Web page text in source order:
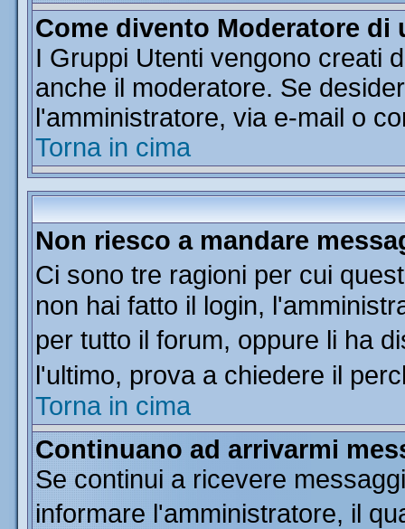
Come divento Moderatore di
I Gruppi Utenti vengono creati
anche il moderatore. Se
l'amministratore, via e-mail o
Torna in cima
Non riesco a mandare
Ci sono tre ragioni per cui
non hai fatto il login,
per tutto il forum, oppure li ha
l'ultimo, prova a chiedere il
Torna in cima
Continuano ad arrivarmi
Se continui a ricevere
informare l'amministratore, il